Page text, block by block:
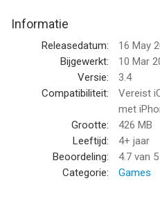
Informatie
Releasedatum:
16 May
Bijgewerkt:
10 Mar
Versie:
3.4
Compatibiliteit:
Vereist
met
Grootte:
426 MB
Leeftijd:
4+ jaar
Beoordeling:
4.7 van 5
Categorie:
Games